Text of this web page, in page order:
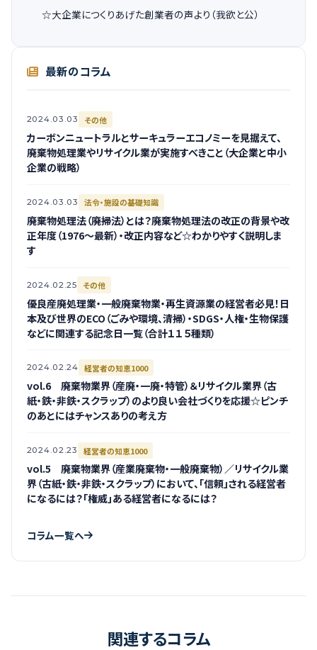
☆大企業につくりあげた創業者の声より（我欲と公）
最新のコラム
2024.03.03 その他
カーボンニュートラルとサーキュラーエコノミーを見据えて、
廃棄物処理業やリサイクル業が実施すべきこと（大企業と中小
企業の戦略）
2024.03.03 法令・施設の基礎知識
廃棄物処理法（廃掃法）とは？廃棄物処理法の改正の背景や改
正年度（1976～最新）・改正内容など☆わかりやすく説明しま
す
2024.02.25 その他
優良産廃処理業・一般廃棄物業・再生資源業の経営者必見！日
本及び世界のECO（ごみや環境、清掃）・SDGS・人権・生物保護
などに関連する記念日一覧（合計１１５種類）
2024.02.24 経営者の知恵1000
vol.6 廃棄物業界（産廃・一廃・特管）＆リサイクル業界（古
紙・鉄・非鉄・スクラップ）のより良い会社づくりを応援☆ピンチ
のあとにはチャンスありの考え方
2024.02.23 経営者の知恵1000
vol.5 廃棄物業界（産業廃棄物・一般廃棄物）／リサイクル業
界（古紙・鉄・非鉄・スクラップ）において、「信頼」される経営者
になるには？「権威」ある経営者になるには？
コラム一覧へ
関連するコラム